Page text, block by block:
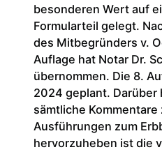
besonderen Wert auf
Formularteil gelegt.
des Mitbegründers v.
Auflage hat Notar Dr.
übernommen. Die 8.
2024 geplant. Darüber
sämtliche Kommentare
Ausführungen zum
hervorzuheben ist die